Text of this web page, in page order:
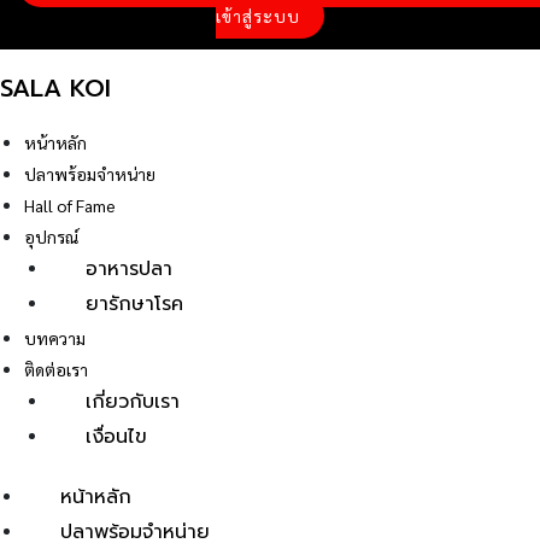
เข้าสู่ระบบ
SALA KOI
หน้าหลัก
ปลาพร้อมจำหน่าย
Hall of Fame
อุปกรณ์
อาหารปลา
ยารักษาโรค
บทความ
ติดต่อเรา
เกี่ยวกับเรา
เงื่อนไข
หน้าหลัก
ปลาพร้อมจำหน่าย